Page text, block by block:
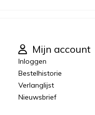
Mijn account
Inloggen
Bestelhistorie
Verlanglijst
Nieuwsbrief